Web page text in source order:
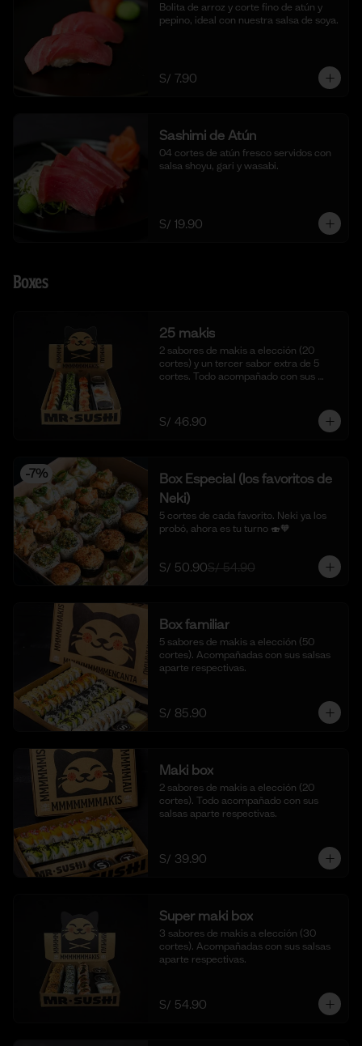
Bolita de arroz y corte fino de atún y
pepino, ideal con nuestra salsa de soya.
S/ 7.90
Sashimi de Atún
04 cortes de atún fresco servidos con
salsa shoyu, gari y wasabi.
S/ 19.90
Boxes
25 makis
2 sabores de makis a elección (20
cortes) y un tercer sabor extra de 5
cortes. Todo acompañado con sus
S/ 46.90
-7%
Box Especial (los favoritos de
Neki)
5 cortes de cada favorito. Neki ya los
probó, ahora es tu turno 🍣🧡
S/ 50.90S/ 54.90
Box familiar
5 sabores de makis a elección (50
cortes). Acompañadas con sus salsas
aparte respectivas.
S/ 85.90
Maki box
2 sabores de makis a elección (20
cortes). Todo acompañado con sus
salsas aparte respectivas.
S/ 39.90
Super maki box
3 sabores de makis a elección (30
cortes). Acompañadas con sus salsas
aparte respectivas.
S/ 54.90